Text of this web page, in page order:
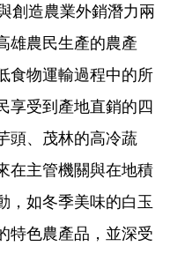
創造農業外銷潛力兩
雄農民生產的農產
食物運輸過程中的所
享受到產地直銷的四
頭、茂林的高冷蔬
在主管機關與在地積
，如冬季美味的白玉
特色農產品，並深受